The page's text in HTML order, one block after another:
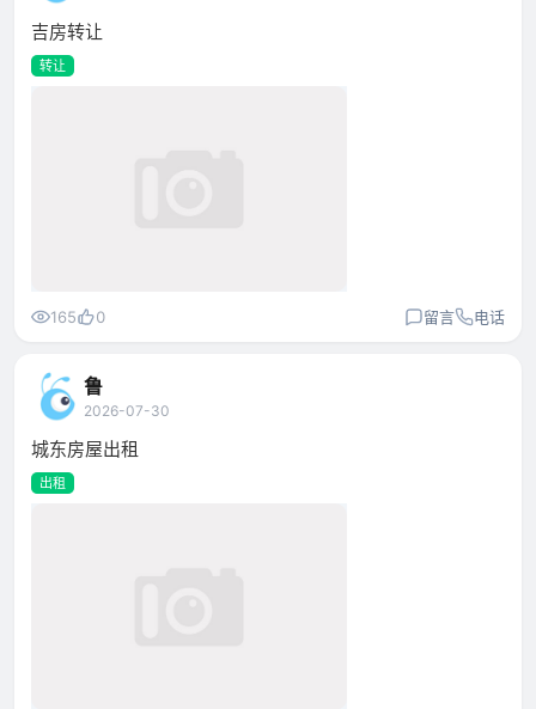
吉房转让
转让
165 0 留言 电话
鲁
2026-07-30
城东房屋出租
出租